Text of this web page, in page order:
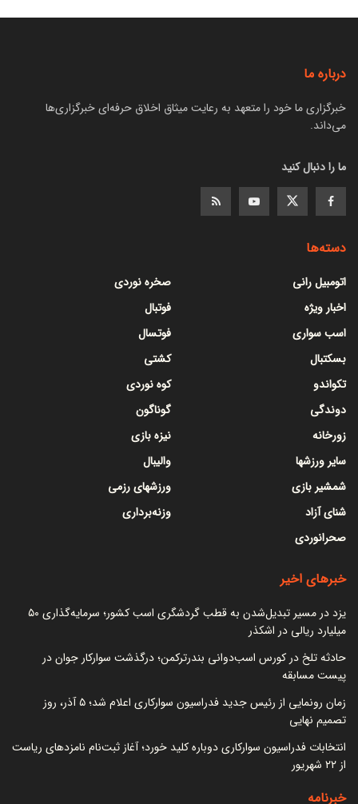
درباره ما
خبرگزاری ما خود را متعهد به رعایت میثاق اخلاق حرفه‌ای خبرگزاری‌ها
می‌داند.
ما را دنبال کنید
دسته‌ها
اتومبیل رانی
اخبار ویژه
اسب سواری
بسکتبال
تکواندو
دوندگی
زورخانه
سایر ورزشها
شمشیر بازی
شنای آزاد
صحرانوردی
صخره نوردی
فوتبال
فوتسال
کشتی
کوه نوردی
گوناگون
نیزه بازی
والیبال
ورزشهای رزمی
وزنه‌برداری
خبرهای اخیر
یزد در مسیر تبدیل‌شدن به قطب گردشگری اسب کشور؛ سرمایه‌گذاری ۵۰
میلیارد ریالی در اشکذر
حادثه تلخ در کورس اسب‌دوانی بندرترکمن؛ درگذشت سوارکار جوان در
پیست مسابقه
زمان رونمایی از رئیس جدید فدراسیون سوارکاری اعلام شد؛ ۵ آذر، روز
تصمیم نهایی
انتخابات فدراسیون سوارکاری دوباره کلید خورد؛ آغاز ثبت‌نام نامزدهای ریاست
از ۲۲ شهریور
خبرنامه